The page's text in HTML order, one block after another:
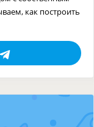
как построить